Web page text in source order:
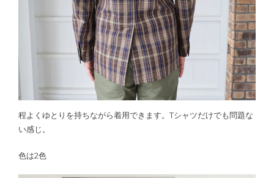
程よくゆとりを持ちながら着用できます。Tシャツだけでも問題な
い感じ。
色は2色